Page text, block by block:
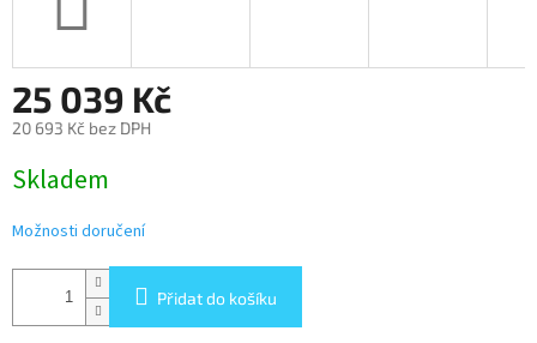
25 039 Kč
20 693 Kč bez DPH
cena:
Skladem
Možnosti doručení
Přidat do košíku